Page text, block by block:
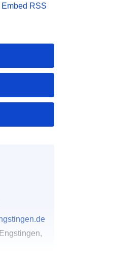
Embed RSS